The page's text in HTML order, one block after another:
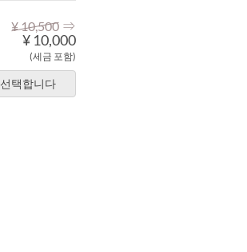
¥ 10,500 ⇒
¥ 10,000
(세금 포함)
선택합니다